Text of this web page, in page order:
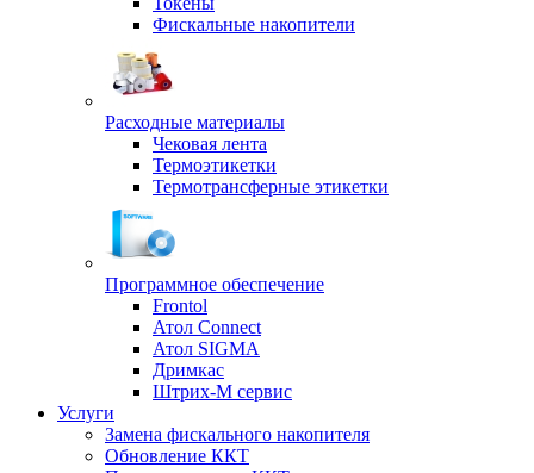
Фискальные накопители
Расходные материалы
Чековая лента
Термоэтикетки
Термотрансферные этикетки
Программное обеспечение
Frontol
Атол Connect
Атол SIGMA
Дримкас
Штрих-М сервис
Услуги
Замена фискального накопителя
Обновление ККТ